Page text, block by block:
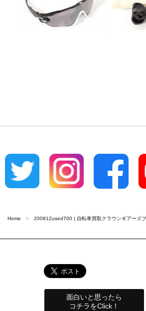
Home 200812used700 | 自転車買取クラウンギアーズ
面白いと思ったら
コチラをClick！